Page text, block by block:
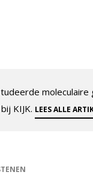
KIJK. LEES ALLE